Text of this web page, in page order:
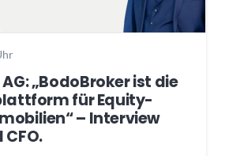
„BodoBroker ist die
für Equity-
– Interview
CFO.